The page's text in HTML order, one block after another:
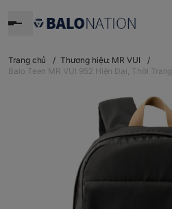
Trang chủ / Thương hiệu: MR VUI
/
Balo Teen MR VUI 952 Hiện Đại, Thời Trang